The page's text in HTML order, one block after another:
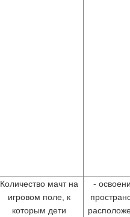
Количество мачт на
игровом поле, к
которым дети
-